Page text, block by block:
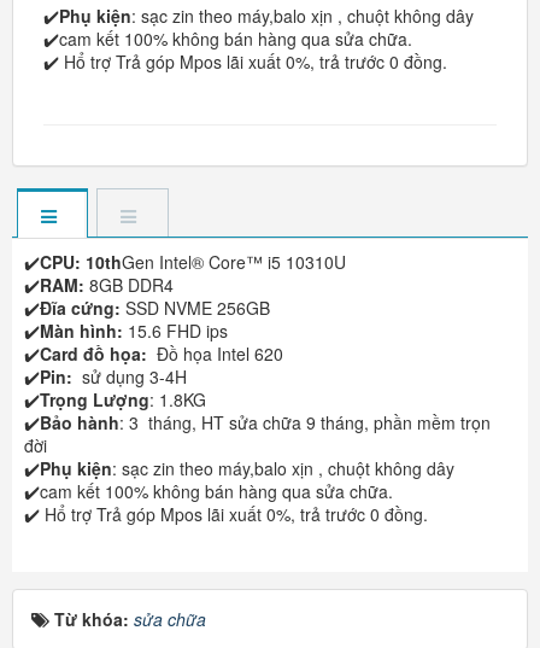
✔️Phụ kiện: sạc zin theo máy,balo xịn , chuột không dây
✔️cam kết 100% không bán hàng qua sửa chữa.
✔️ Hổ trợ Trả góp Mpos lãi xuất 0%, trả trước 0 đồng.
✔️CPU: 10thGen Intel® Core™ i5 10310U
✔️RAM: 8GB DDR4
✔️Đĩa cứng: SSD NVME 256GB
✔️Màn hình: 15.6 FHD ips
✔️Card đồ họa: Đồ họa Intel 620
✔️Pin: sử dụng 3-4H
✔️Trọng Lượng: 1.8KG
✔️Bảo hành: 3 tháng, HT sửa chữa 9 tháng, phần mềm trọn
đời
✔️Phụ kiện: sạc zin theo máy,balo xịn , chuột không dây
✔️cam kết 100% không bán hàng qua sửa chữa.
✔️ Hổ trợ Trả góp Mpos lãi xuất 0%, trả trước 0 đồng.
Từ khóa: sửa chữa